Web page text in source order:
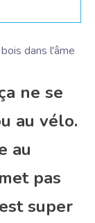
dans l'âme
ne se
au vélo.
au
pas
super